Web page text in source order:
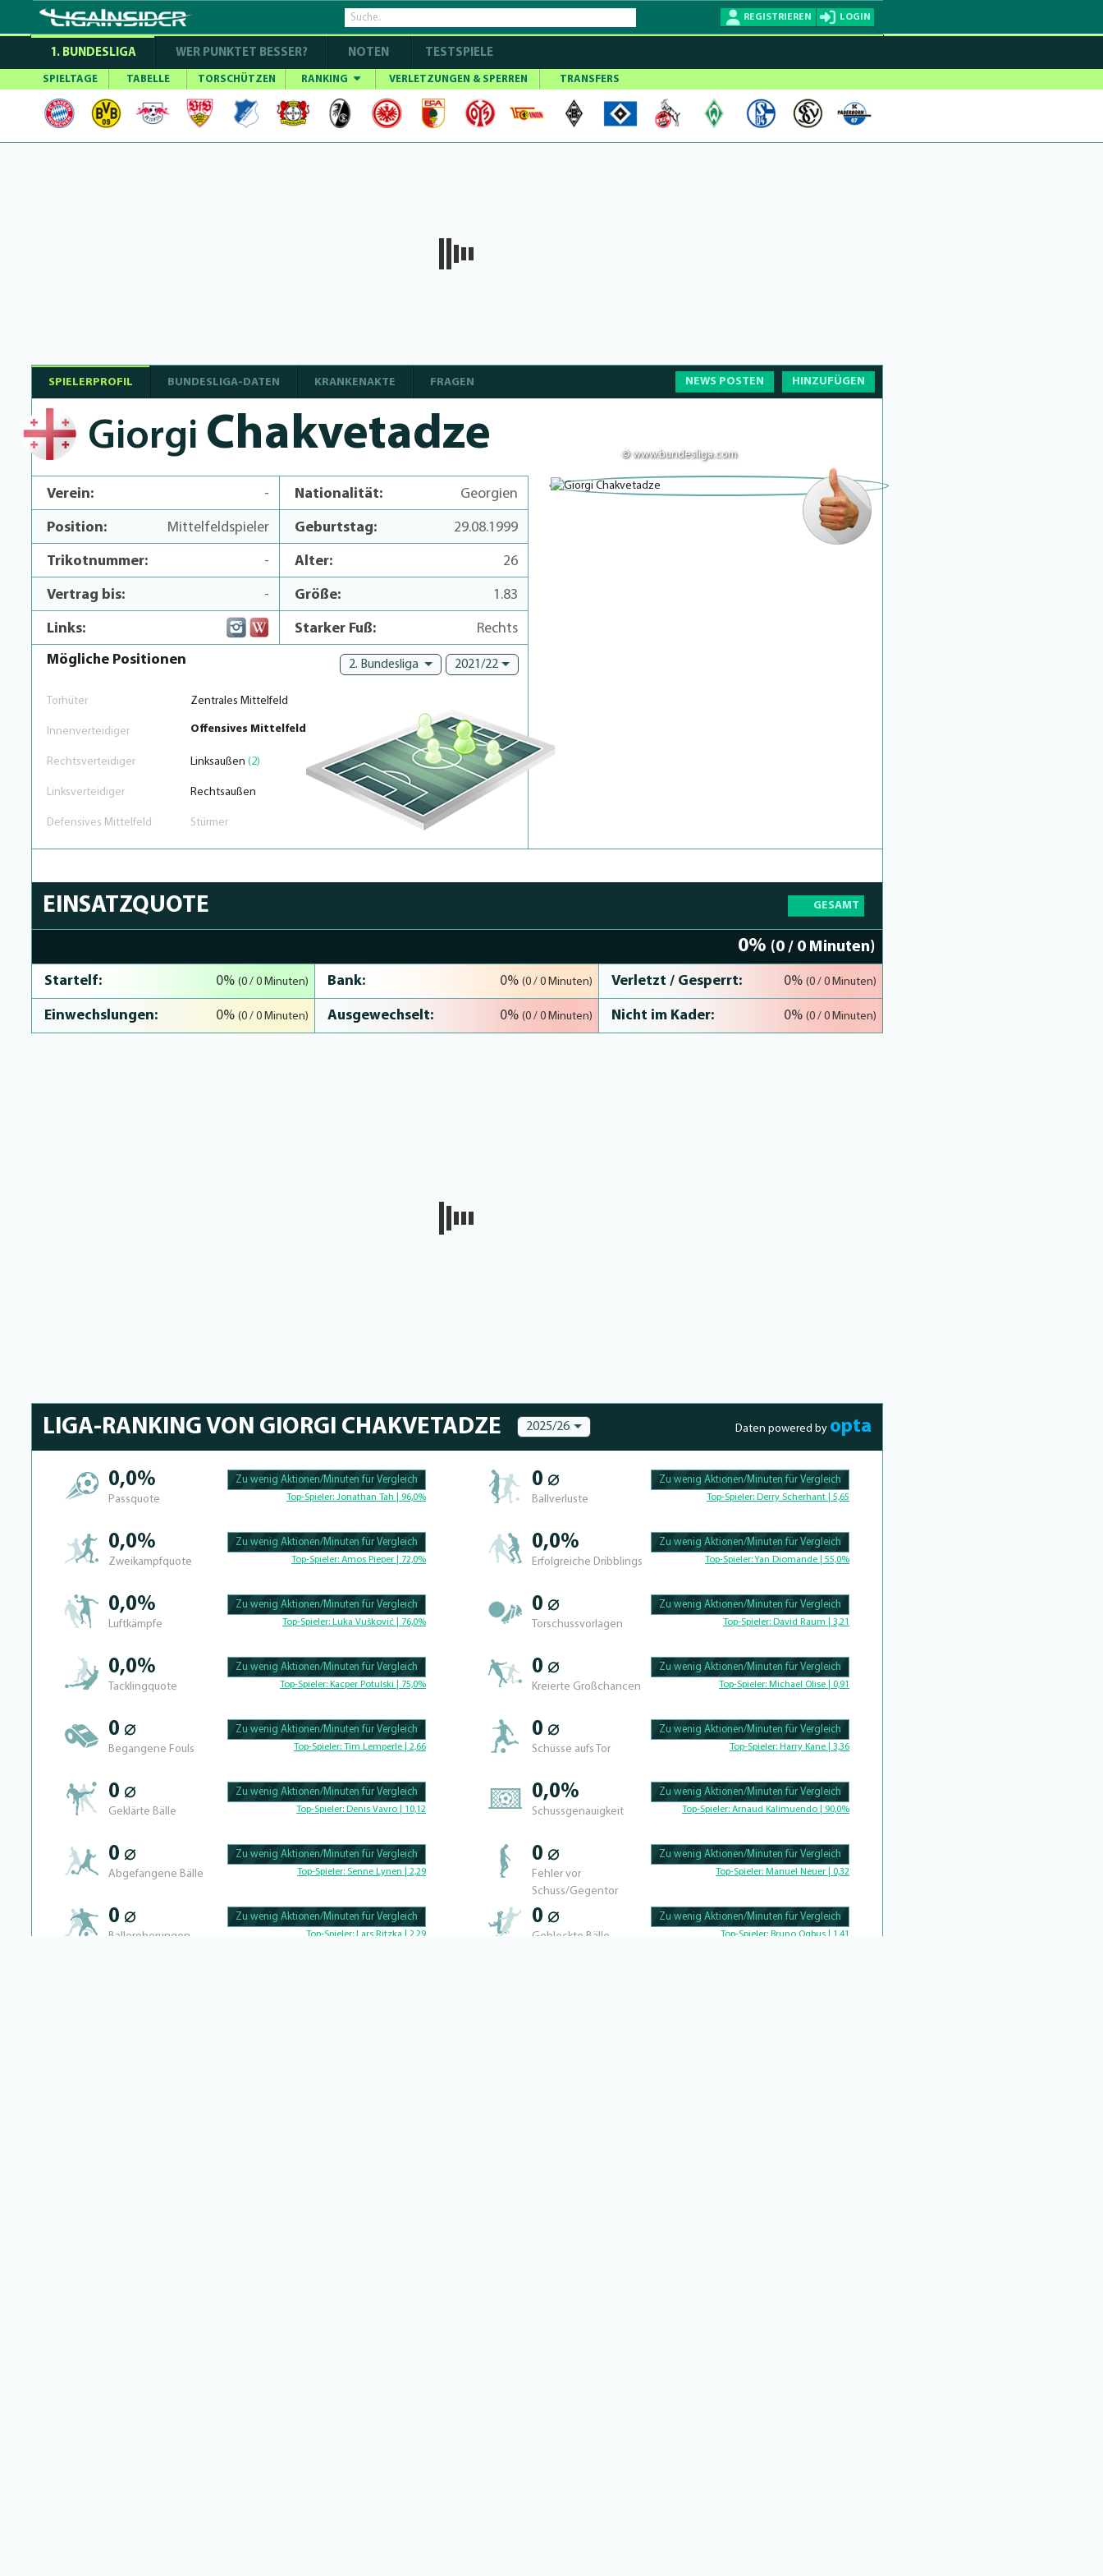
REGISTRIEREN LOGIN
1. BUNDESLIGA WER PUNKTET BESSER? NOTEN TESTSPIELE
SPIELTAGE TABELLE TORSCHÜTZEN RANKING VERLETZUNGEN & SPERREN TRANSFERS
SPIELERPROFIL BUNDESLIGA-DATEN KRANKENAKTE FRAGEN NEWS POSTEN HINZUFÜGEN
Giorgi Chakvetadze
Verein: -
Position: Mittelfeldspieler
Trikotnummer: -
Vertrag bis: -
Links:
Nationalität: Georgien
Geburtstag: 29.08.1999
Alter: 26
Größe: 1.83
Starker Fuß:
Rechts
Mögliche Positionen
2. Bundesliga 2021/22
Torhüter Zentrales Mittelfeld
Innenverteidiger Offensives Mittelfeld
Rechtsverteidiger Linksaußen (2)
Linksverteidiger Rechtsaußen
Defensives Mittelfeld Stürmer
© www.bundesliga.com
EINSATZQUOTE GESAMT
0% (0 / 0 Minuten)
Startelf: 0%(0 / 0 Minuten) Bank: 0% (0 / 0 Minuten) Verletzt / Gesperrt: 0% (0 / 0 Minuten)
Einwechslungen: 0%(0 / 0 Minuten) Ausgewechselt: 0% (0 / 0 Minuten) Nicht im Kader: 0% (0 / 0 Minuten)
LIGA-RANKING VON GIORGI CHAKVETADZE 2025/26 Daten powered by opta
0,0%
Passquote
100.39682539683% Complete
Zu wenig Aktionen/Minuten für Vergleich
Top-Spieler: Jonathan Tah | 96,0%
0,0%
Zweikampfquote
100.390625% Complete
Zu wenig Aktionen/Minuten für Vergleich
Top-Spieler: Amos Pieper | 72,0%
0,0%
Luftkämpfe
100.41493775934% Complete
Zu wenig Aktionen/Minuten für Vergleich
Top-Spieler: Luka Vušković | 76,0%
0,0%
Tacklingquote
100.39682539683% Complete
Zu wenig Aktionen/Minuten für Vergleich
Top-Spieler: Kacper Potulski | 75,0%
0 ⌀
Begangene Fouls
100.4% Complete
Zu wenig Aktionen/Minuten für Vergleich
Top-Spieler: Tim Lemperle | 2,66
0 ⌀
Geklärte Bälle
100.46728971963% Complete
Zu wenig Aktionen/Minuten für Vergleich
Top-Spieler: Denis Vavro | 10,12
0 ⌀
Abgefangene Bälle
100.43859649123% Complete
Zu wenig Aktionen/Minuten für Vergleich
Top-Spieler: Senne Lynen | 2,29
0 ⌀
Balleroberungen
100.40650406504% Complete
Zu wenig Aktionen/Minuten für Vergleich
Top-Spieler: Lars Ritzka | 2,29
0 ⌀
Ballverluste
100.47619047619% Complete
Zu wenig Aktionen/Minuten für Vergleich
Top-Spieler: Derry Scherhant | 5,65
0,0%
Erfolgreiche Dribblings
100.46296296296% Complete
Zu wenig Aktionen/Minuten für Vergleich
Top-Spieler:Yan Diomande | 55,0%
0 ⌀
Torschussvorlagen
100.4329004329% Complete
Zu wenig Aktionen/Minuten für Vergleich
Top-Spieler: David Raum | 3,21
0 ⌀
Kreierte Großchancen
100.625% Complete
Zu wenig Aktionen/Minuten für Vergleich
Top-Spieler: Michael Olise | 0,91
0 ⌀
Schüsse aufs Tor
100.46296296296% Complete
Zu wenig Aktionen/Minuten für Vergleich
Top-Spieler: Harry Kane | 3,36
0,0%
Schussgenauigkeit
100.42735042735% Complete
Zu wenig Aktionen/Minuten für Vergleich
Top-Spieler: Arnaud Kalimuendo | 90,0%
0 ⌀
Fehler vor
Schuss/Gegentor
100.56497175141% Complete
Zu wenig Aktionen/Minuten für Vergleich
Top-Spieler: Manuel Neuer | 0,32
0 ⌀
Geblockte Bälle
100.46728971963% Complete
Zu wenig Aktionen/Minuten für Vergleich
Top-Spieler: Bruno Ogbus | 1,41